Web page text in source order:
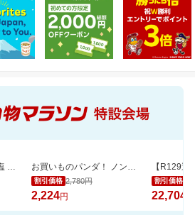
銚子産骨取りさば（無塩 選べる1kg・2kg）【骨取り魚の飯田商店】 お買いものパンダ！ ノンアルコール 除菌ウェットシート 60枚 24個
割引価格 2,780円
2,224円
割引価格
22,704